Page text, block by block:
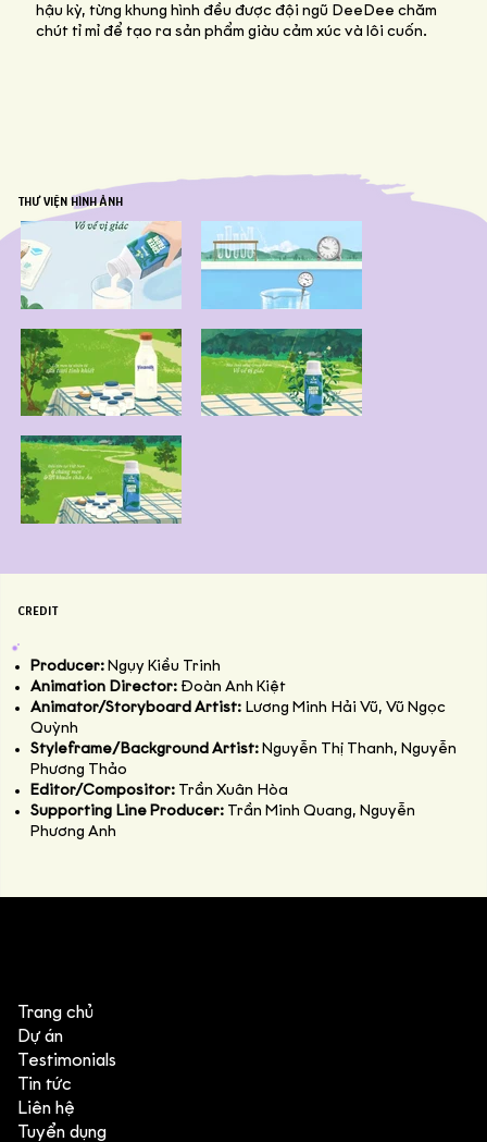
hậu kỳ, từng khung hình đều được đội ngũ DeeDee chăm
chút tỉ mỉ để tạo ra sản phẩm giàu cảm xúc và lôi cuốn.
CREDIT
Producer: Ngụy Kiều Trinh
Animation Director: Đoàn Anh Kiệt
Animator/Storyboard Artist: Lương Minh Hải Vũ, Vũ Ngọc
Quỳnh
Styleframe/Background Artist: Nguyễn Thị Thanh, Nguyễn
Phương Thảo
Editor/Compositor: Trần Xuân Hòa
Supporting Line Producer: Trần Minh Quang, Nguyễn
Phương Anh
THƯ VIỆN HÌNH ẢNH
Trang chủ
Dự án
Testimonials
Tin tức
Liên hệ
Tuyển dụng